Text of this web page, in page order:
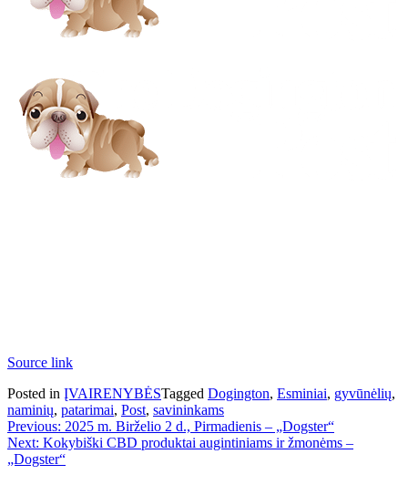
Source link
Posted in ĮVAIRENYBĖSTagged Dogington, Esminiai, gyvūnėlių,
naminių, patarimai, Post, savininkams
Navigacija
tarp
Previous: 2025 m. Birželio 2 d., Pirmadienis – „Dogster“
Next: Kokybiški CBD produktai augintiniams ir žmonėms –
„Dogster“